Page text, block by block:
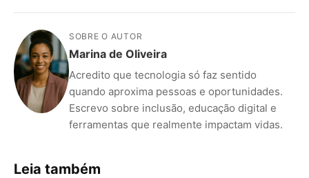
SOBRE O AUTOR
Marina de Oliveira
Acredito que tecnologia só faz sentido
quando aproxima pessoas e oportunidades.
Escrevo sobre inclusão, educação digital e
ferramentas que realmente impactam vidas.
Leia também